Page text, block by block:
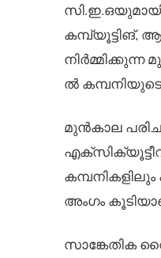
കമ്പ്യൂട്ടിങ്,
ൽ
മുൻകാല
അംഗം
സാങ്കേതിക